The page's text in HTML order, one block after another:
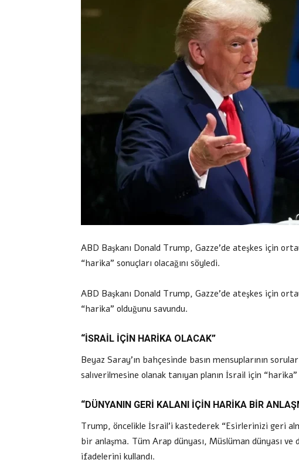
ABD Başkanı Donald Trump, Gazze’de ateşkes için
“harika” sonuçları olacağını söyledi.
ABD Başkanı Donald Trump, Gazze’de ateşkes için
“harika” olduğunu savundu.
“İSRAİL İÇİN HARİKA OLACAK”
Beyaz Saray’ın bahçesinde basın mensuplarının
salıverilmesine olanak tanıyan planın İsrail için “harika”
“DÜNYANIN GERİ KALANI İÇİN HARİKA BİR
Trump, öncelikle İsrail’i kastederek “Esirlerinizi geri
bir anlaşma. Tüm Arap dünyası, Müslüman dünyası
ifadelerini kullandı.